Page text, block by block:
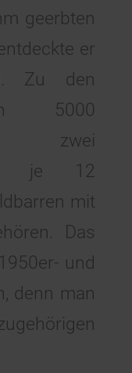
geerbten
er
Zu den
5000
zwei
zu je 12
mit
Das
und
denn man